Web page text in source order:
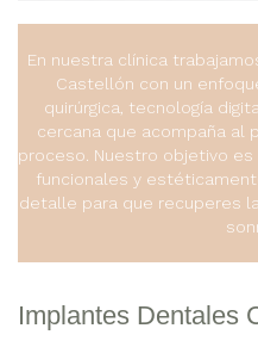
En nuestra clínica
Castellón con un
quirúrgica, tecnología
cercana que acompaña al
proceso. Nuestro objetivo
funcionales y
detalle para que recuperes
Implantes Dentales